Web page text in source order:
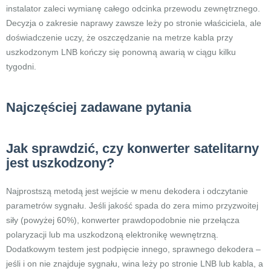
instalator zaleci wymianę całego odcinka przewodu zewnętrznego.
Decyzja o zakresie naprawy zawsze leży po stronie właściciela, ale
doświadczenie uczy, że oszczędzanie na metrze kabla przy
uszkodzonym LNB kończy się ponowną awarią w ciągu kilku
tygodni.
Najczęściej zadawane pytania
Jak sprawdzić, czy konwerter satelitarny
jest uszkodzony?
Najprostszą metodą jest wejście w menu dekodera i odczytanie
parametrów sygnału. Jeśli jakość spada do zera mimo przyzwoitej
siły (powyżej 60%), konwerter prawdopodobnie nie przełącza
polaryzacji lub ma uszkodzoną elektronikę wewnętrzną.
Dodatkowym testem jest podpięcie innego, sprawnego dekodera –
jeśli i on nie znajduje sygnału, wina leży po stronie LNB lub kabla, a